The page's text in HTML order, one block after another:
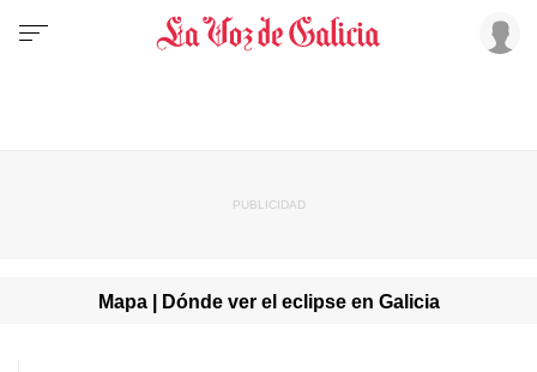
Mapa | Dónde ver el eclipse en Galicia